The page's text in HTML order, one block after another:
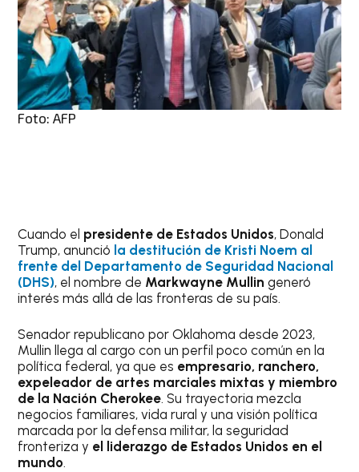
Foto: AFP
Cuando el presidente de Estados Unidos, Donald
Trump, anunció la destitución de Kristi Noem al
frente del Departamento de Seguridad Nacional
(DHS), el nombre de Markwayne Mullin generó
interés más allá de las fronteras de su país.
Senador republicano por Oklahoma desde 2023,
Mullin llega al cargo con un perfil poco común en la
política federal, ya que es empresario, ranchero,
expeleador de artes marciales mixtas y miembro
de la Nación Cherokee. Su trayectoria mezcla
negocios familiares, vida rural y una visión política
marcada por la defensa militar, la seguridad
fronteriza y el liderazgo de Estados Unidos en el
mundo.